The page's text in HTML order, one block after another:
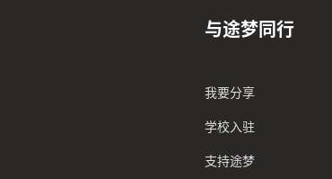
与途梦同行
我要分享
学校入驻
支持途梦